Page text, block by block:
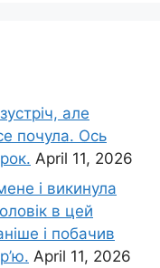
але
почула. Ось
April 11, 2026
і викинула
в цей
і побачив
April 11, 2026